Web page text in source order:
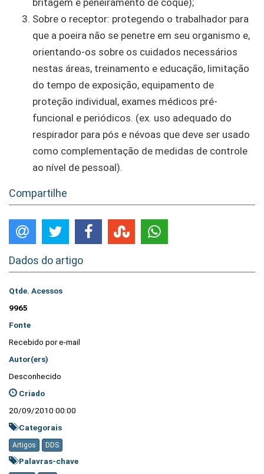
Sobre o receptor: protegendo o trabalhador para
que a poeira não se penetre em seu organismo e,
orientando-os sobre os cuidados necessários
nestas áreas, treinamento e educação, limitação
do tempo de exposição, equipamento de
proteção individual, exames médicos pré-
funcional e periódicos. (ex. uso adequado do
respirador para pós e névoas que deve ser usado
como complementação de medidas de controle
ao nível de pessoal).
Compartilhe
Dados do artigo
Qtde. Acessos
9965
Fonte
Recebido por e-mail
Autor(ers)
Desconhecido
Criado
20/09/2010 00:00
Categorais
Artigos DDS
Palavras-chave